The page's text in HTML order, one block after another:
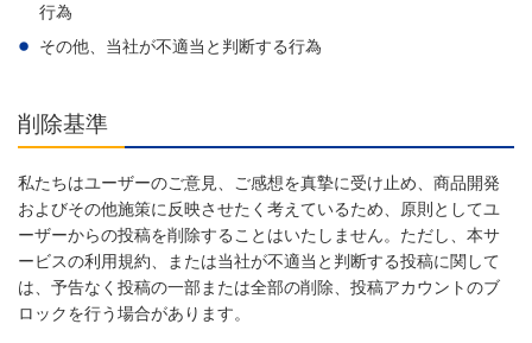
行為
その他、当社が不適当と判断する行為
削除基準
私たちはユーザーのご意見、ご感想を真摯に受け止め、商品開発
およびその他施策に反映させたく考えているため、原則としてユ
ーザーからの投稿を削除することはいたしません。ただし、本サ
ービスの利用規約、または当社が不適当と判断する投稿に関して
は、予告なく投稿の一部または全部の削除、投稿アカウントのブ
ロックを行う場合があります。